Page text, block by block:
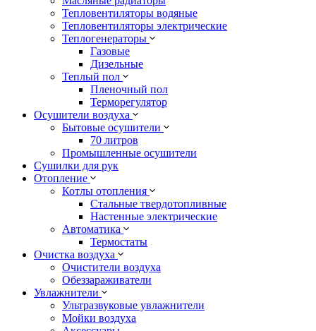
Тепловентиляторы водяные
Тепловентиляторы электрические
Теплогенераторы
Газовые
Дизельные
Теплый пол
Пленочный пол
Терморегулятор
Осушители воздуха
Бытовые осушители
70 литров
Промышленные осушители
Сушилки для рук
Отопление
Котлы отопления
Стальные твердотопливные
Настенные электрические
Автоматика
Термостаты
Очистка воздуха
Очистители воздуха
Обеззараживатели
Увлажнители
Ультразвуковые увлажнители
Мойки воздуха